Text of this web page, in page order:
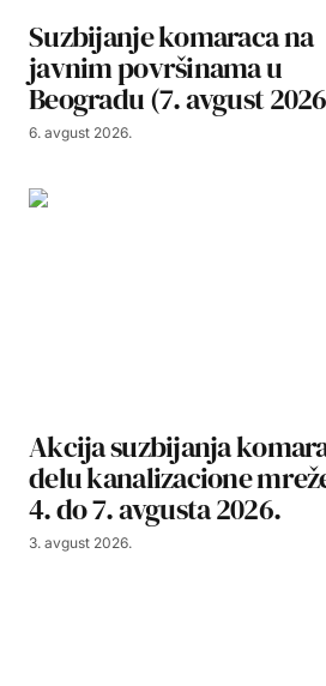
Suzbijanje komaraca na
javnim površinama u
Beogradu (7. avgust
6. avgust 2026.
Akcija suzbijanja
delu kanalizacione
4. do 7. avgusta 2026.
3. avgust 2026.